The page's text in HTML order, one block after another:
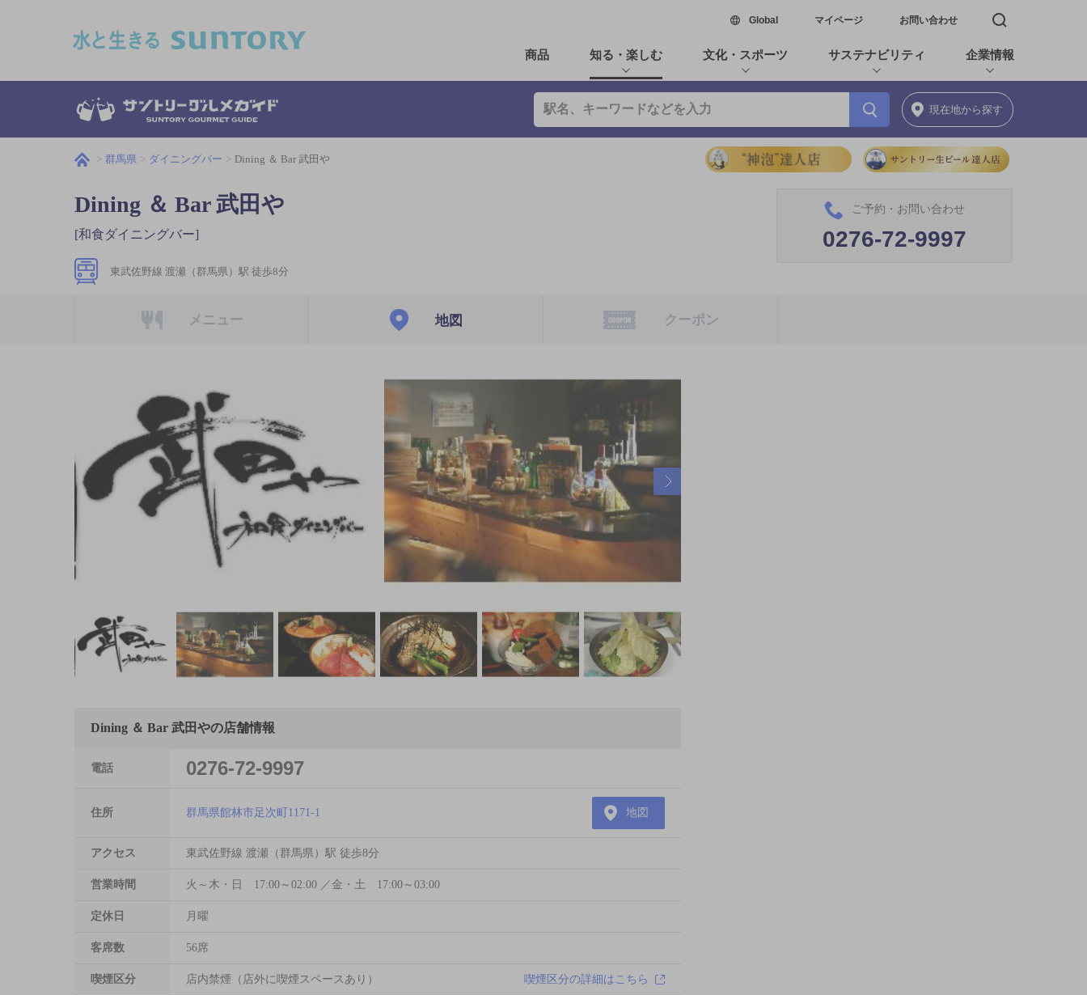
Global新しいウィンドウで開く
マイページ お問い合わせ 検索窓を開く
商品 知る・楽しむ 文化・スポーツ サステナビリティ 企業情報
現在地から探す
群馬県 ダイニングバー Dining ＆ Bar 武田や
Dining ＆ Bar 武田や
[和食ダイニングバー]
東武佐野線 渡瀬（群馬県）駅 徒歩8分
ご予約・お問い合わせ
0276-72-9997
メニュー 地図 クーポン
Dining ＆ Bar 武田やの店舗情報
電話 0276-72-9997
住所 群馬県館林市足次町1171-1 地図
アクセス 東武佐野線 渡瀬（群馬県）駅 徒歩8分
営業時間 火～木・日 17:00～02:00 ／金・土 17:00～03:00
定休日 月曜
客席数 56席
喫煙区分 店内禁煙（店外に喫煙スペースあり） 喫煙区分の詳細はこちら